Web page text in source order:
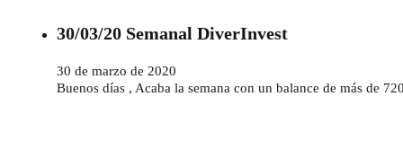
30/03/20 Semanal DiverInvest
30 de marzo de 2020
Buenos días , Acaba la semana con un balance de más de